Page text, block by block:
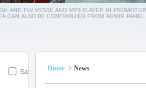
AND FLV MOVIE AND MP3 PLAYER IN
CAN ALSO BE CONTROLLED FROM ADMIN PANEL.
Save Home News